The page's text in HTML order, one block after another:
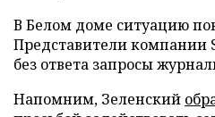
В Белом доме ситуацию
Представители компании
без ответа запросы
Напомним, Зеленский